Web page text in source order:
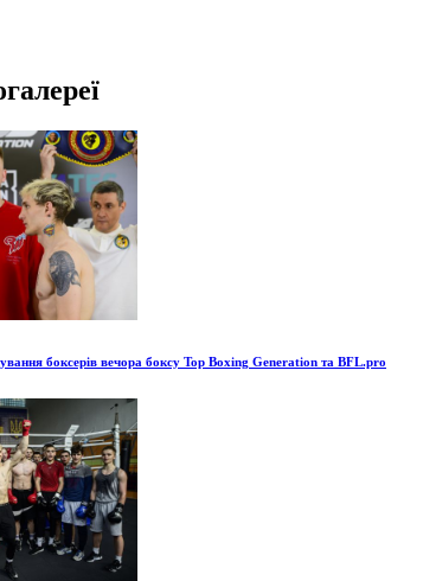
боксерів вечора боксу Top Boxing Generation та BFL.pro